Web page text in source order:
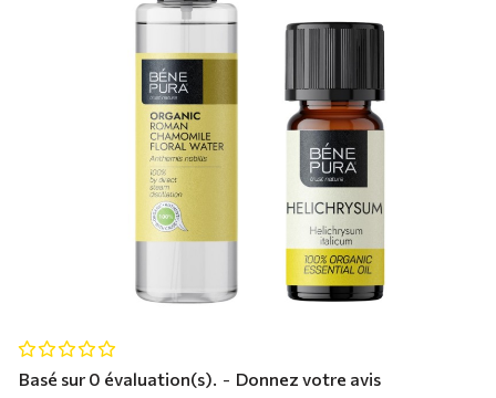
Basé sur 0 évaluation(s). - Donnez votre avis